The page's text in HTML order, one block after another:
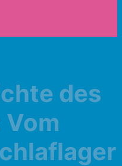
des